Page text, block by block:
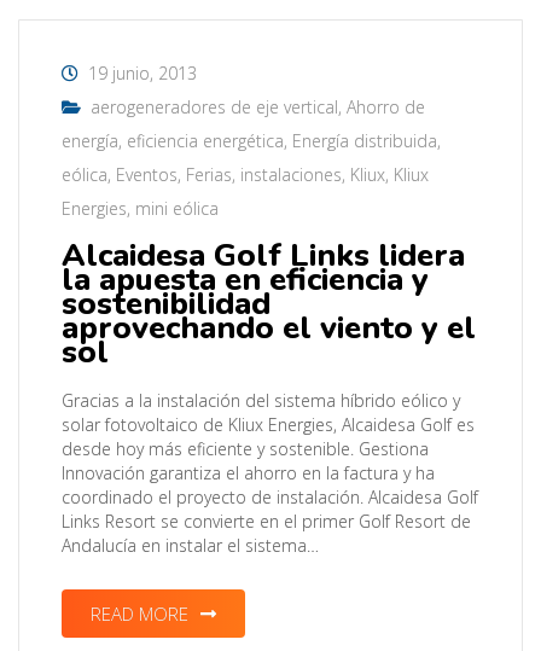
19 junio, 2013
aerogeneradores de eje vertical, Ahorro de
energía, eficiencia energética, Energía distribuida,
eólica, Eventos, Ferias, instalaciones, Kliux, Kliux
Energies, mini eólica
Alcaidesa Golf Links lidera
la apuesta en eficiencia y
sostenibilidad
aprovechando el viento y el
sol
Gracias a la instalación del sistema híbrido eólico y
solar fotovoltaico de Kliux Energies, Alcaidesa Golf es
desde hoy más eficiente y sostenible. Gestiona
Innovación garantiza el ahorro en la factura y ha
coordinado el proyecto de instalación. Alcaidesa Golf
Links Resort se convierte en el primer Golf Resort de
Andalucía en instalar el sistema…
READ MORE